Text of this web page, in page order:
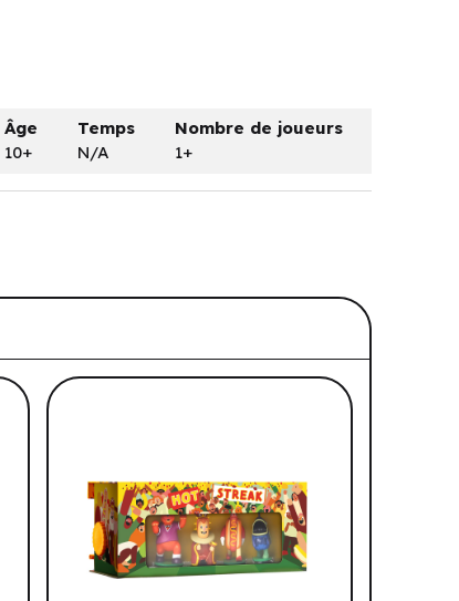
Âge
10+
Temps
N/A
Nombre de joueurs
1+